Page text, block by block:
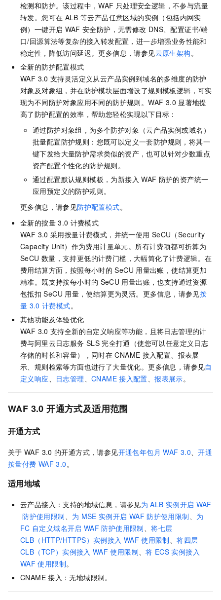
检测和防护。该过程中，WAF 只处理安全逻辑，不参与流量
转发。您可在 ALB 等云产品任意区域的实例（包括内网实
例）一键开启 WAF 安全防护，无需修改 DNS、配置证书/端
口/回源算法等复杂的接入转发配置，进一步增强业务性能和
稳定性，降低访问延迟。更多信息，请参见云原生架构。
全新的防护配置模式
WAF 3.0 支持灵活定义从云产品实例到域名的多维度的防护
对象及对象组，并在防护模块层面增设了规则模板逻辑，可实
现为不同防护对象应用不同的防护规则。WAF 3.0 显著地提
高了防护配置的效率，帮助您轻松实现以下目标：
通过防护对象组，为多个防护对象（云产品实例或域名）
批量配置防护规则：您既可以定义一套防护规则，将其一
键下发给大量防护需求类似的资产，也可以针对少数重点
资产配置个性化的防护规则。
通过配置默认规则模板，为新接入 WAF 防护的资产统一
应用预定义的防护规则。
更多信息，请参见防护配置模式。
全新的按量 3.0 计费模式
WAF 3.0 采用按量计费模式，并统一使用 SeCU（Security
Capacity Unit）作为费用计量单元。所有计费项都可折算为
SeCU 数量，支持更低的计费门槛，大幅简化了计费逻辑。在
费用结算方面，按照每小时的 SeCU 用量出账，使结算更加
精准。既支持按每小时的 SeCU 用量出账，也支持通过资源
包抵扣 SeCU 用量，使结算更为灵活。更多信息，请参见按
量 3.0 计费模式。
其他功能及体验优化
WAF 3.0 支持全新的自定义响应等功能，且将日志管理的计
费与阿里云日志服务 SLS 完全打通（使您可以任意定义日志
存储的时长和容量），同时在 CNAME 接入配置、报表展
示、规则检索等方面也进行了大量优化。更多信息，请参见自
定义响应、 日志管理、CNAME 接入配置、报表展示。
WAF 3.0 开通方式及适用范围
开通方式
关于 WAF 3.0 的开通方式，请参见开通包年包月 WAF 3.0 、开通
按量付费 WAF 3.0 。
适用地域
云产品接入：支持的地域信息，请参见为 ALB 实例开启 WAF
防护使用限制
为 MSE 实例开启 WAF 防护使用限制
为
FC 自定义域名开启 WAF 防护使用限制 、将七层
CLB（HTTP/HTTPS）实例接入 WAF 使用限制 、将四层
CLB（TCP）实例接入 WAF 使用限制 、将 ECS 实例接入
WAF 使用限制。
CNAME 接入：无地域限制。